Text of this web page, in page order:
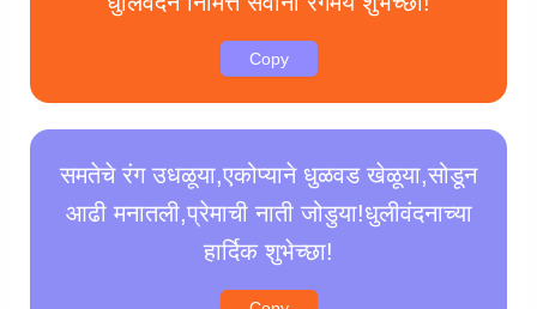
Copy
समतेचे रंग उधळूया,एकोप्याने धुळवड खेळूया,सोडून
आढी मनातली,प्रेमाची नाती जोडुया!धुलीवंदनाच्या
हार्दिक शुभेच्छा!